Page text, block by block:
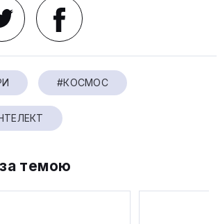
#КОСМОС
темою